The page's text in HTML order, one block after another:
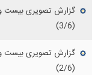
گزارش تصویری بیست
(3/6)
گزارش تصویری بیست
(2/6)